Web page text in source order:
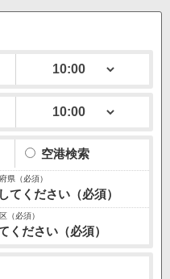
空港検索
てください（必須）
ください（必須）